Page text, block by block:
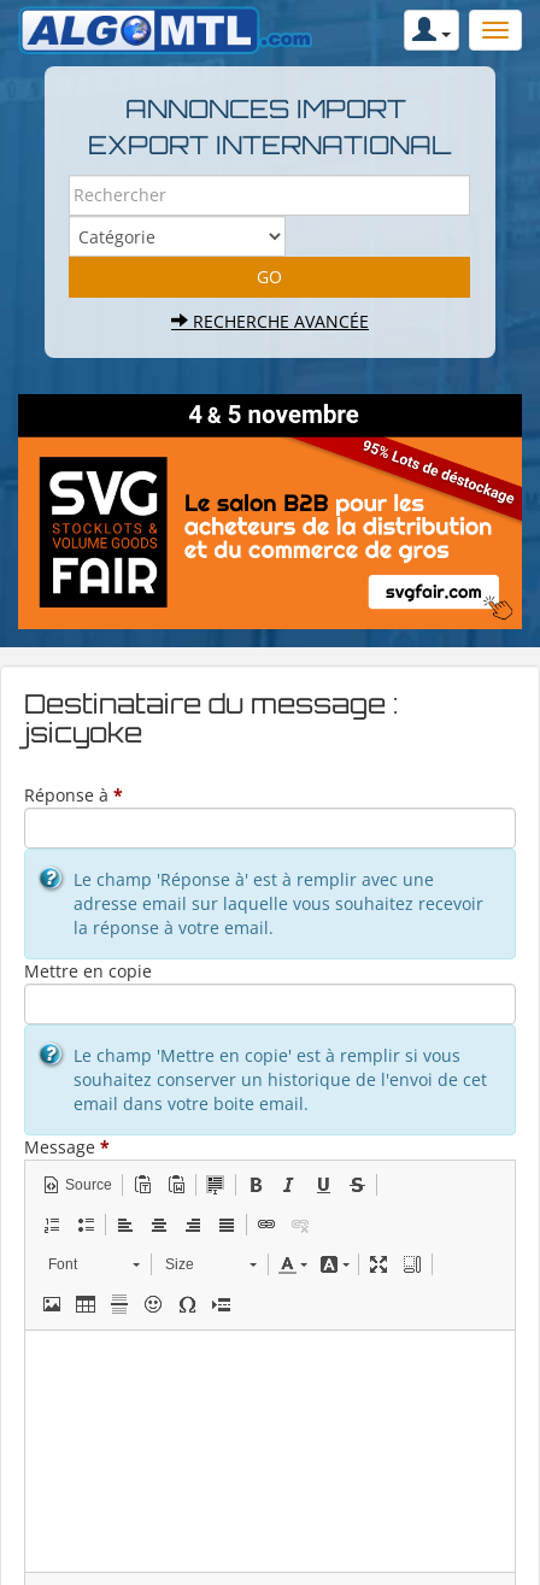
ANNONCES IMPORT
EXPORT INTERNATIONAL
RECHERCHE AVANCÉE
Destinataire du message :
jsicyoke
Réponse à *
Le champ 'Réponse à' est à remplir avec une
adresse email sur laquelle vous souhaitez recevoir
la réponse à votre email.
Mettre en copie
Le champ 'Mettre en copie' est à remplir si vous
souhaitez conserver un historique de l'envoi de cet
email dans votre boite email.
Message *
Source
Font Size